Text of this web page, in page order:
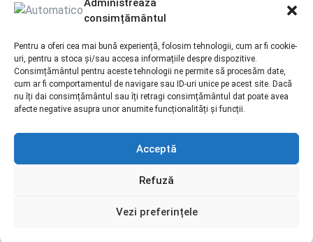
Administrează
consimțământul
Pentru a oferi cea mai bună experiență, folosim tehnologii, cum ar fi cookie-
uri, pentru a stoca și/sau accesa informațiile despre dispozitive.
Consimțământul pentru aceste tehnologii ne permite să procesăm date,
cum ar fi comportamentul de navigare sau ID-uri unice pe acest site. Dacă
nu îți dai consimțământul sau îți retragi consimțământul dat poate avea
afecte negative asupra unor anumite funcționalități și funcții.
Acceptă
Refuză
Vezi preferințele
SERVICII
Repairs/ Reconditioning to the automatic gearbox
Maintenance / Revision for gearbox
Reconditionare cutii de transfer
Prelucrarea datelor cu caracter
Copyright © 2026 automatico.ro All rights reserved. |